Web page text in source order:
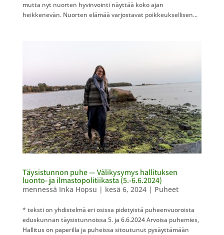
mutta nyt nuorten hyvinvointi näyttää koko ajan
heikkenevän. Nuorten elämää varjostavat poikkeuksellisen...
Täysistunnon puhe — Välikysymys hallituksen
luonto- ja ilmastopolitiikasta​​ (5.-6.6.2024)
mennessä Inka Hopsu | kesä 6, 2024| Puheet
* teksti on yhdistelmä eri osissa pidetyistä puheenvuoroista
eduskunnan täysistunnoissa 5. ja 6.6.2024 Arvoisa puhemies,
Hallitus on paperilla ja puheissa sitoutunut pysäyttämään